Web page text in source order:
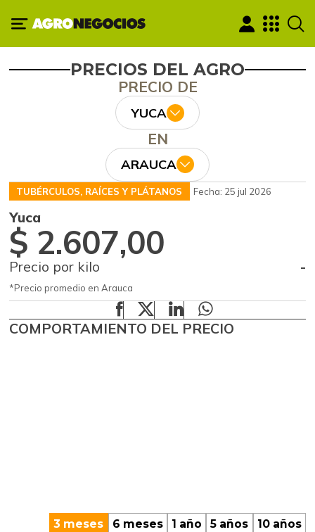
PRECIOS DEL AGRO
PRECIO DE
YUCA
EN
ARAUCA
TUBÉRCULOS, RAÍCES Y PLÁTANOS Fecha: 25 jul 2026
Yuca
$ 2.607,00
Precio por kilo -
*Precio promedio en Arauca
COMPORTAMIENTO DEL PRECIO
3 meses 6 meses 1 año 5 años 10 años